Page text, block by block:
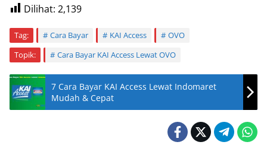
Dilihat: 2,139
Tag: Cara Bayar KAI Access
OVO
Topik:
Cara Bayar KAI Access Lewat OVO
7 Cara Bayar KAI Access Lewat Indomaret
Mudah & Cepat